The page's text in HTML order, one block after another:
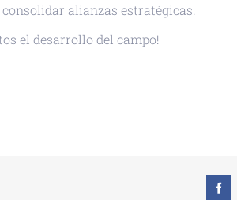
alianzas estratégicas.
el desarrollo del campo!